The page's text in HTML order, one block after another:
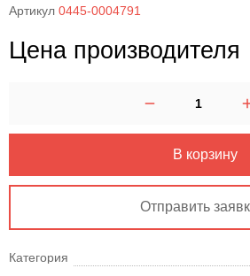
Артикул 0445-0004791
Цена производителя
В корзину
Отправить
Категория